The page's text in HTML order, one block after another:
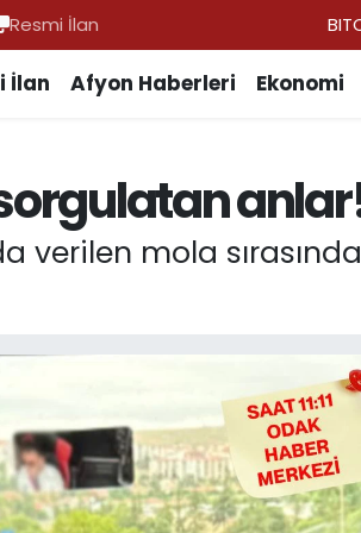
Resmi İlan
İlan Afyon Haberleri Ekonomi
verilen mola